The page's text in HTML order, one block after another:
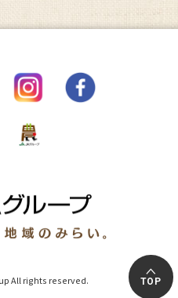
All rights reserved. TOP